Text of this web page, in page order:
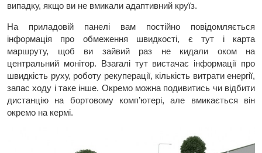
випадку, якщо ви не вмикали адаптивний круїз.
На приладовій панелі вам постійно повідомляється
інформація про обмеження швидкості, є тут і карта
маршруту, щоб ви зайвий раз не кидали оком на
центральний монітор. Взагалі тут вистачає інформації про
швидкість руху, роботу рекуперації, кількість витрати енергії,
запас ходу і таке інше. Окремо можна подивитись чи відбити
дистанцію на бортовому комп’ютері, але вмикається він
окремо на кермі.